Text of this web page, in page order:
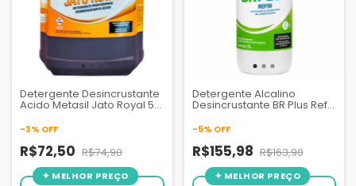
Detergente Desincrustante
Acido Metasil Jato Royal 5
-3% OFF
R$72,50 R$74,90
Detergente Alcalino
Desincrustante BR Plus Refri
Condicionado e HVAC
-5% OFF
R$155,98 R$163,90